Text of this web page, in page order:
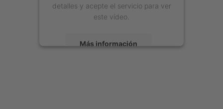
detalles y acepte el servicio para ver
este vídeo.
Más información